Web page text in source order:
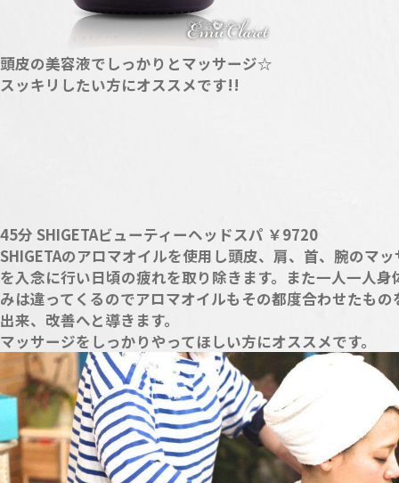
頭皮の美容液でしっかりとマッサージ☆
スッキリしたい方にオススメです!!
45分 SHIGETAビューティーヘッドスパ ￥9720
SHIGETAのアロマオイルを使用し頭皮、肩、首、腕のマ
を入念に行い日頃の疲れを取り除きます。また一人一人身
みは違ってくるのでアロマオイルもその都度合わせたもの
出来、改善へと導きます。
マッサージをしっかりやってほしい方にオススメです。